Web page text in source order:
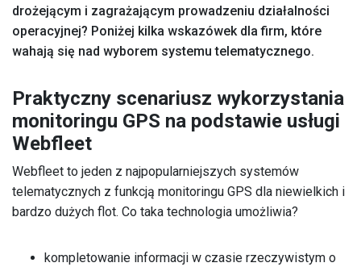
drożejącym i zagrażającym prowadzeniu działalności
operacyjnej? Poniżej kilka wskazówek dla firm, które
wahają się nad wyborem systemu telematycznego.
Praktyczny scenariusz wykorzystania
monitoringu GPS na podstawie usługi
Webfleet
Webfleet to jeden z najpopularniejszych systemów
telematycznych z funkcją monitoringu GPS dla niewielkich i
bardzo dużych flot. Co taka technologia umożliwia?
kompletowanie informacji w czasie rzeczywistym o